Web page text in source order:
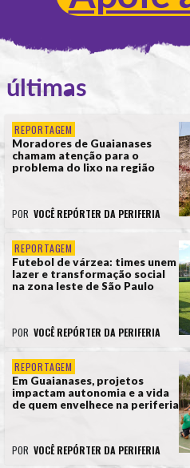
últimas
REPORTAGEM
Moradores de Guaianases
chamam atenção para o
problema do lixo na região
POR VOCÊ REPÓRTER DA PERIFERIA
REPORTAGEM
Futebol de várzea: times unem
lazer e transformação social
na zona leste de São Paulo
POR VOCÊ REPÓRTER DA PERIFERIA
REPORTAGEM
Em Guaianases, projetos
impactam autonomia e a vida
de quem envelhece na periferia
POR VOCÊ REPÓRTER DA PERIFERIA